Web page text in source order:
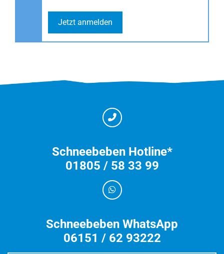
Jetzt anmelden
Schneebeben Hotline*
01805 / 58 33 99
Schneebeben WhatsApp
06151 / 62 93222